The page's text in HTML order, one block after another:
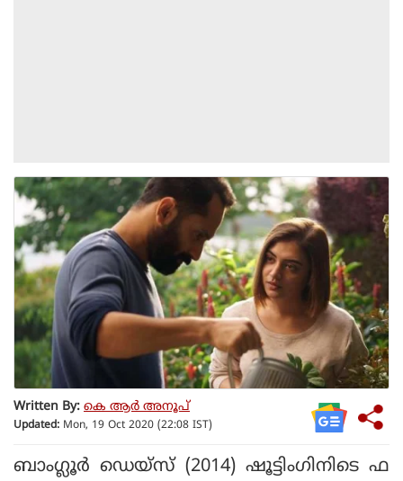
Written By: കെ ആര്‍ അനൂപ്
Updated: Mon, 19 Oct 2020 (22:08 IST)
ബാംഗ്ലൂർ ഡെയ്‌സ് (2014) ഷൂട്ടിംഗിനിടെ ഫ